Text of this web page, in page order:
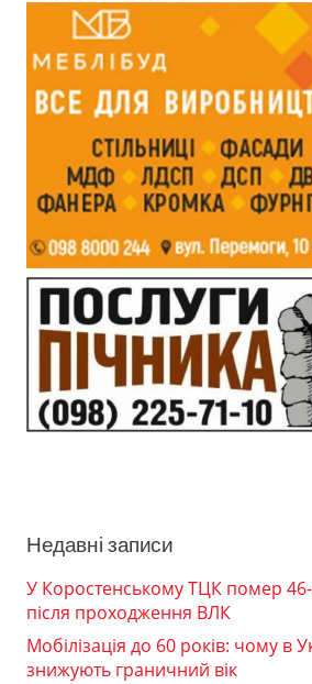
Недавні записи
У Коростенському ТЦК помер
після проходження ВЛК
Мобілізація до 60 років: чому в
знижують граничний вік